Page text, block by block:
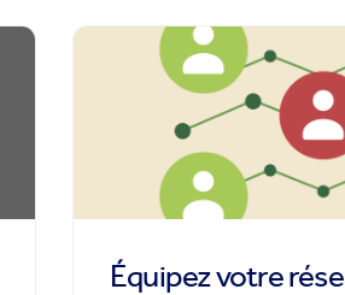
Équipez votre